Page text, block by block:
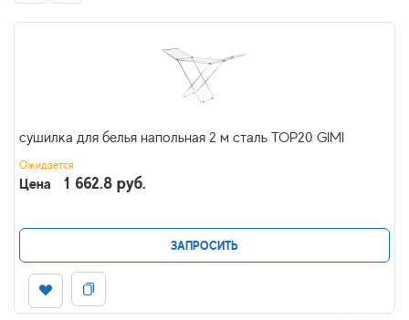
сушилка для белья напольная 2 м сталь TOP20 GIMI
Ожидается
Цена 1 662.8 руб.
ЗАПРОСИТЬ